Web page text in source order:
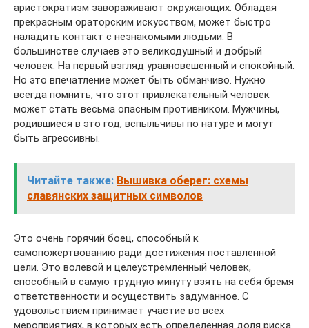
аристократизм завораживают окружающих. Обладая
прекрасным ораторским искусством, может быстро
наладить контакт с незнакомыми людьми. В
большинстве случаев это великодушный и добрый
человек. На первый взгляд уравновешенный и спокойный.
Но это впечатление может быть обманчиво. Нужно
всегда помнить, что этот привлекательный человек
может стать весьма опасным противником. Мужчины,
родившиеся в это год, вспыльчивы по натуре и могут
быть агрессивны.
Читайте также: Вышивка оберег: схемы
славянских защитных символов
Это очень горячий боец, способный к
самопожертвованию ради достижения поставленной
цели. Это волевой и целеустремленный человек,
способный в самую трудную минуту взять на себя бремя
ответственности и осуществить задуманное. С
удовольствием принимает участие во всех
мероприятиях, в которых есть определенная доля риска